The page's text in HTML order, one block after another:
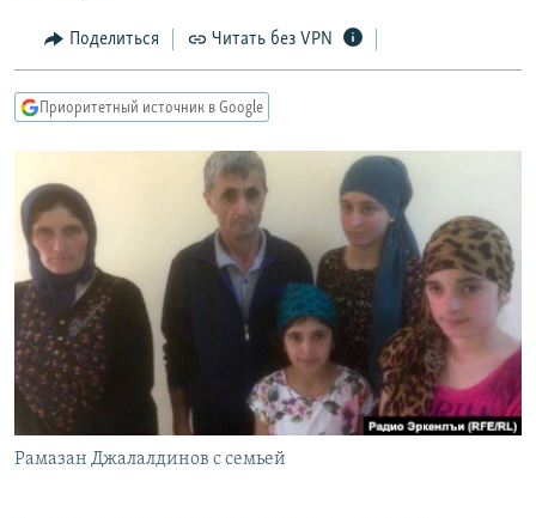
Вернутся
главной
навигации
Вернутся
поиску
МНЕНИЯ
КУЛЬТУРА
IDEL.РЕАЛИИ
СЕВЕР.РЕАЛИИ
СИБИРЬ.РЕАЛИИ
РАСПИСАНИЕ ВЕЩАНИЯ
ПОДПИШИТЕСЬ НА РАССЫЛКУ
СОЦИАЛЬНЫЕ СЕТИ
Поделиться Читать без VPN
Приоритетный источник в Google
Рамазан Джалалдинов с семьей